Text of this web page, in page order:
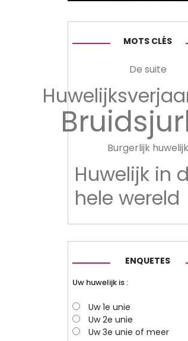
MOTS CLÉS
De suite
Burgerlijk huwelijk
Huwelijk in
hele wereld
ENQUETES
Uw huwelijk is :
Uw 1e unie
Uw 2e unie
Uw 3e unie of meer